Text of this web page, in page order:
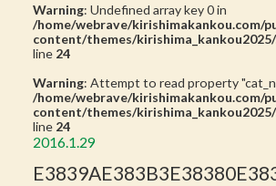
Warning: Undefined array key 0 in
/home/webrave/kirishimakankou.com/
content/themes/
line 24
Warning: Attempt to read property
/home/webrave/kirishimakankou.com/
content/themes/
line 24
2016.1.29